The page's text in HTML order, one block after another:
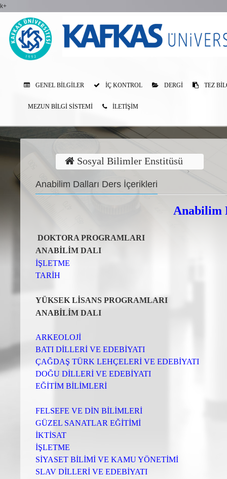
k+
GENEL BILGILER İÇ KONTROL DERGI TEZ
MEZUN BILGI SISTEMI İLETİŞİM
Sosyal Bilimler Enstitüsü
Anabilim Dalları Ders İçerikleri
Anabilim
DOKTORA PROGRAMLARI
ANABİLİM DALI
İŞLETME
TARİH
YÜKSEK LİSANS PROGRAMLARI
ANABİLİM DALI
ARKEOLOJİ
BATI DİLLERİ VE EDEBİYATI
ÇAĞDAŞ TÜRK LEHÇELERİ VE EDEBİYATI
DOĞU DİLLERİ VE EDEBİYATI
EĞİTİM BİLİMLERİ
FELSEFE VE DİN BİLİMLERİ
GÜZEL SANATLAR EĞİTİMİ
İKTİSAT
İŞLETME
SİYASET BİLİMİ VE KAMU YÖNETİMİ
SLAV DİLLERİ VE EDEBİYATI